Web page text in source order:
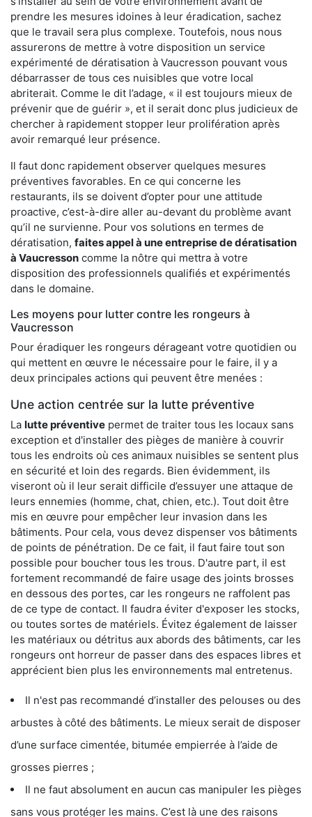
prendre les mesures idoines à leur éradication, sachez
que le travail sera plus complexe. Toutefois, nous nous
assurerons de mettre à votre disposition un service
expérimenté de dératisation à Vaucresson pouvant vous
débarrasser de tous ces nuisibles que votre local
abriterait. Comme le dit l’adage, « il est toujours mieux de
prévenir que de guérir », et il serait donc plus judicieux de
chercher à rapidement stopper leur prolifération après
avoir remarqué leur présence.
Il faut donc rapidement observer quelques mesures
préventives favorables. En ce qui concerne les
restaurants, ils se doivent d’opter pour une attitude
proactive, c’est-à-dire aller au-devant du problème avant
qu’il ne survienne. Pour vos solutions en termes de
dératisation, faites appel à une entreprise de dératisation
à Vaucresson comme la nôtre qui mettra à votre
disposition des professionnels qualifiés et expérimentés
dans le domaine.
Les moyens pour lutter contre les rongeurs à
Vaucresson
Pour éradiquer les rongeurs dérageant votre quotidien ou
qui mettent en œuvre le nécessaire pour le faire, il y a
deux principales actions qui peuvent être menées :
Une action centrée sur la lutte préventive
La lutte préventive permet de traiter tous les locaux sans
exception et d'installer des pièges de manière à couvrir
tous les endroits où ces animaux nuisibles se sentent plus
en sécurité et loin des regards. Bien évidemment, ils
viseront où il leur serait difficile d’essuyer une attaque de
leurs ennemies (homme, chat, chien, etc.). Tout doit être
mis en œuvre pour empêcher leur invasion dans les
bâtiments. Pour cela, vous devez dispenser vos bâtiments
de points de pénétration. De ce fait, il faut faire tout son
possible pour boucher tous les trous. D'autre part, il est
fortement recommandé de faire usage des joints brosses
en dessous des portes, car les rongeurs ne raffolent pas
de ce type de contact. Il faudra éviter d'exposer les stocks,
ou toutes sortes de matériels. Évitez également de laisser
les matériaux ou détritus aux abords des bâtiments, car les
rongeurs ont horreur de passer dans des espaces libres et
apprécient bien plus les environnements mal entretenus.
Il n'est pas recommandé d’installer des pelouses ou des
arbustes à côté des bâtiments. Le mieux serait de disposer
d’une surface cimentée, bitumée empierrée à l’aide de
grosses pierres ;
Il ne faut absolument en aucun cas manipuler les pièges
sans vous protéger les mains. C’est là une des raisons